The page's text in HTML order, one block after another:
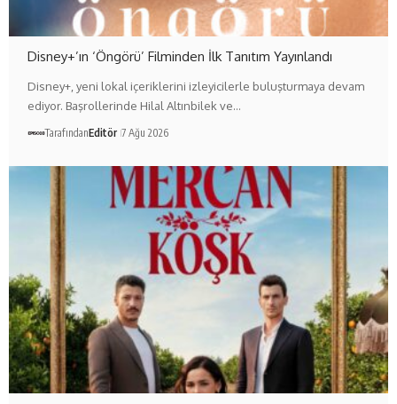
Disney+’ın ‘Öngörü’ Filminden İlk Tanıtım Yayınlandı
Disney+, yeni lokal içeriklerini izleyicilerle buluşturmaya devam
ediyor. Başrollerinde Hilal Altınbilek ve…
TarafındanEditör 7 Ağu 2026